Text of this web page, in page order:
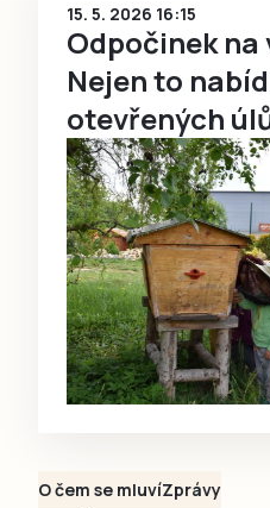
15. 5. 2026 16:15
Odpočinek na
Nejen to
otevřených
O čem se mluvíZprávy